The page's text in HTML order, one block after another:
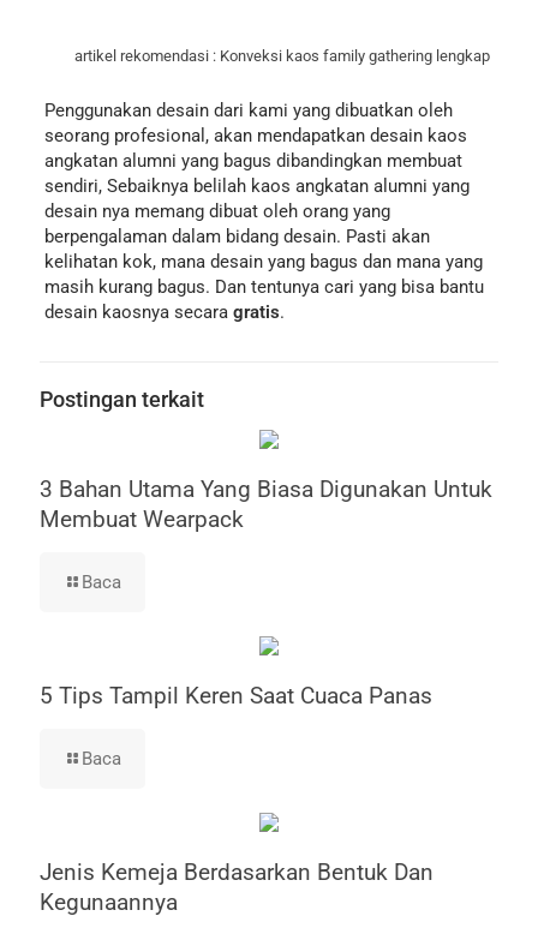
artikel rekomendasi : Konveksi kaos family gathering lengkap
Penggunakan desain dari kami yang dibuatkan oleh
seorang profesional, akan mendapatkan desain kaos
angkatan alumni yang bagus dibandingkan membuat
sendiri, Sebaiknya belilah kaos angkatan alumni yang
desain nya memang dibuat oleh orang yang
berpengalaman dalam bidang desain. Pasti akan
kelihatan kok, mana desain yang bagus dan mana yang
masih kurang bagus. Dan tentunya cari yang bisa bantu
desain kaosnya secara gratis.
Postingan terkait
3 Bahan Utama Yang Biasa Digunakan Untuk
Membuat Wearpack
Baca
5 Tips Tampil Keren Saat Cuaca Panas
Baca
Jenis Kemeja Berdasarkan Bentuk Dan
Kegunaannya